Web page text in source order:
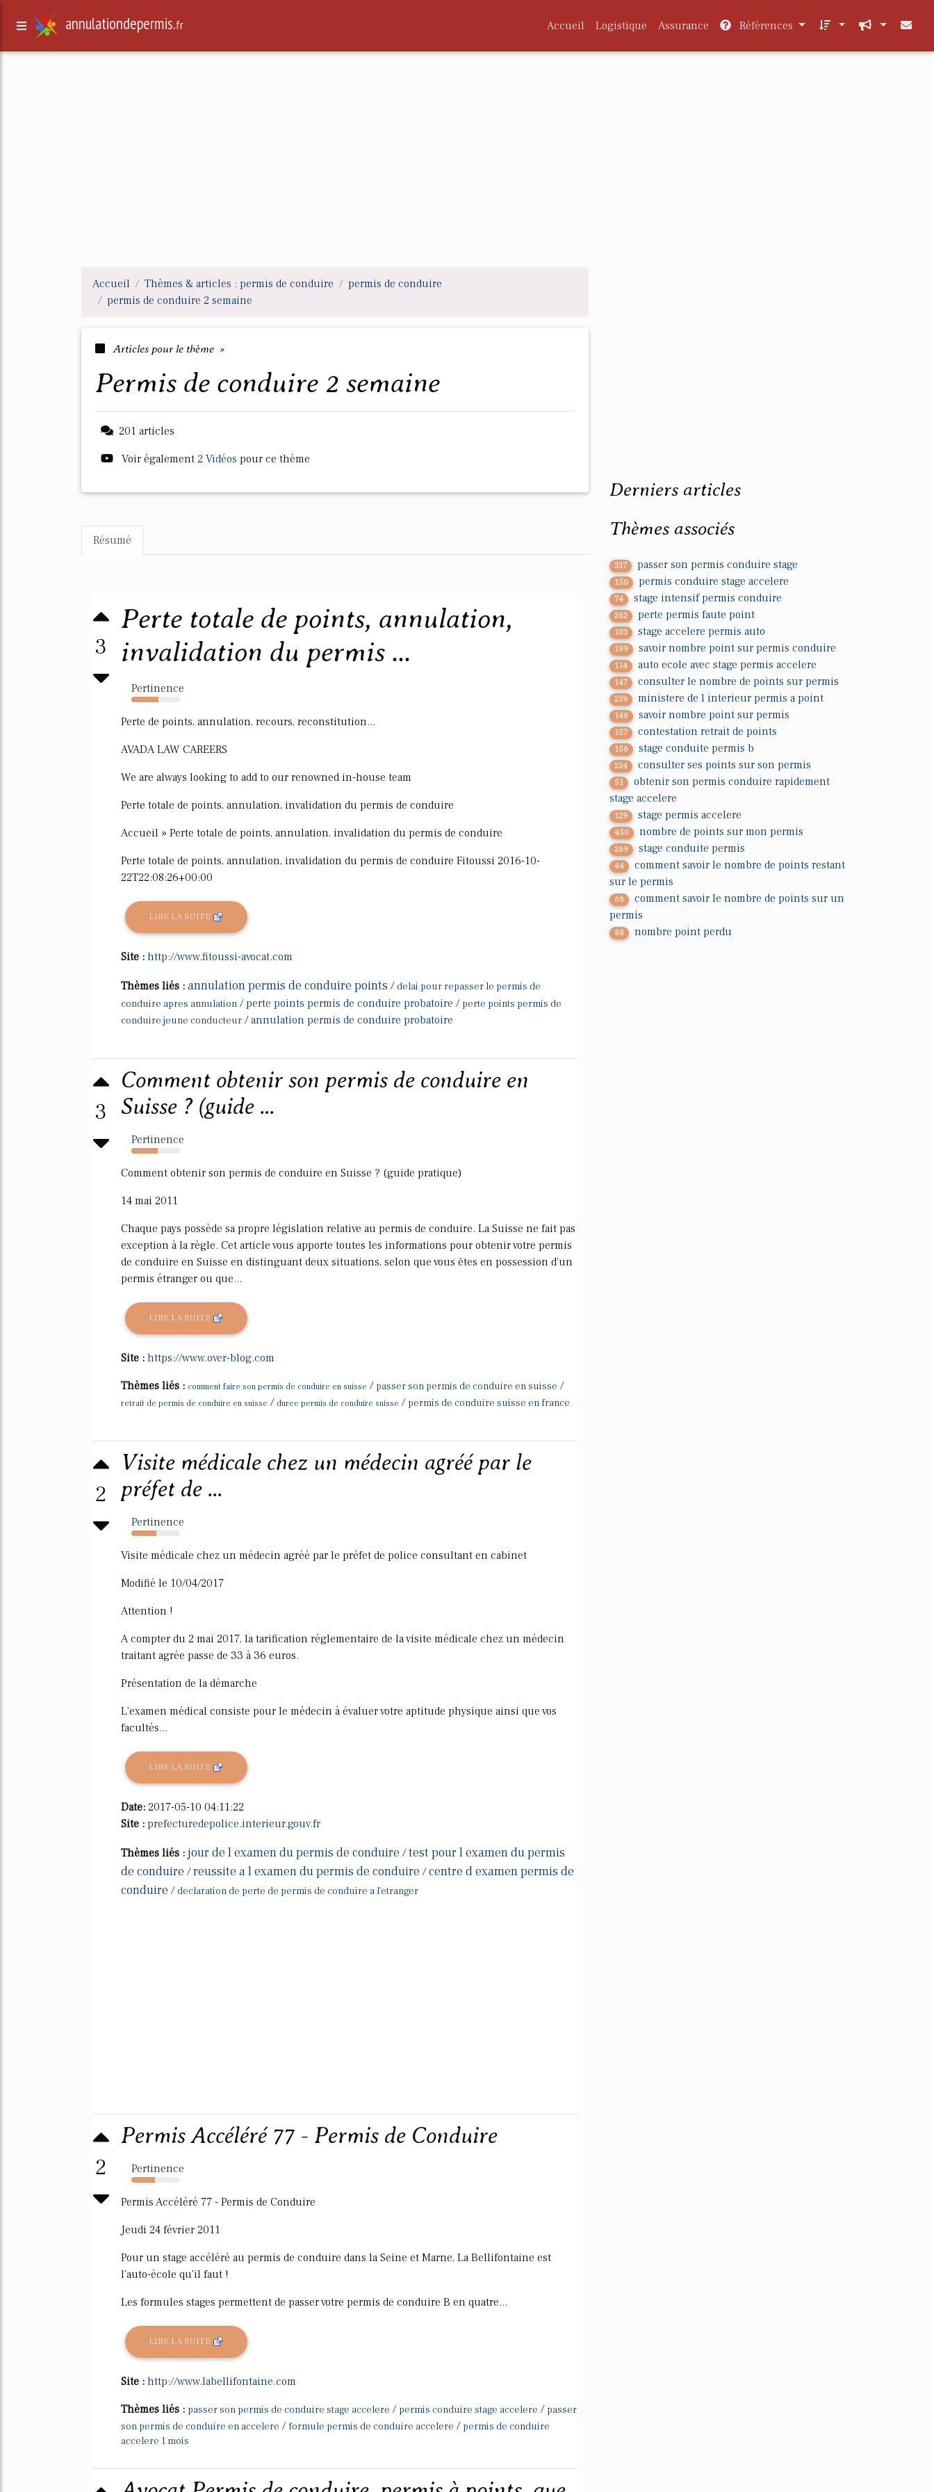
annulationdepermis.fr Accueil Logistique Assurance Références
Accueil Thèmes & articles : permis de conduire
permis de conduire
permis de conduire 2 semaine
Articles pour le thème »
permis de conduire 2 semaine
201 articles
Voir également 2 Vidéos pour ce thème
Résumé
3
Perte totale de points, annulation,
invalidation du permis ...
Pertinence
55%
Perte de points, annulation, recours, reconstitution...
AVADA LAW CAREERS
We are always looking to add to our renowned in-house team
Perte totale de points, annulation, invalidation du permis de conduire
Accueil » Perte totale de points, annulation, invalidation du permis de conduire
Perte totale de points, annulation, invalidation du permis de conduire Fitoussi 2016-10-
22T22:08:26+00:00
LIRE LA SUITE
Site : http://www.fitoussi-avocat.com
Thèmes liés : annulation permis de conduire points / delai pour repasser le permis de
conduire apres annulation /perte points permis de conduire probatoire / perte points permis de
conduire jeune conducteur /annulation permis de conduire probatoire
3
Comment obtenir son permis de conduire en
Suisse ? (guide ...
Pertinence
54%
Comment obtenir son permis de conduire en Suisse ? (guide pratique)
14 mai 2011
Chaque pays possède sa propre législation relative au permis de conduire. La Suisse ne fait pas
exception à la règle. Cet article vous apporte toutes les informations pour obtenir votre permis
de conduire en Suisse en distinguant deux situations, selon que vous êtes en possession d'un
permis étranger ou que...
LIRE LA SUITE
Site : https://www.over-blog.com
Thèmes liés : comment faire son permis de conduire en suisse / passer son permis de conduire en suisse /
retrait de permis de conduire en suisse / duree permis de conduire suisse / permis de conduire suisse en france
2
Visite médicale chez un médecin agréé par le
préfet de ...
Pertinence
51%
Visite médicale chez un médecin agréé par le préfet de police consultant en cabinet
Modifié le 10/04/2017
Attention !
A compter du 2 mai 2017, la tarification réglementaire de la visite médicale chez un médecin
traitant agrée passe de 33 à 36 euros.
Présentation de la démarche
L'examen médical consiste pour le médecin à évaluer votre aptitude physique ainsi que vos
facultés...
LIRE LA SUITE
Date: 2017-05-10 04:11:22
Site : prefecturedepolice.interieur.gouv.fr
Thèmes liés : jour de l examen du permis de conduire /test pour l examen du permis
de conduire /reussite a l examen du permis de conduire /centre d examen permis de
conduire / declaration de perte de permis de conduire a l'etranger
2
Permis Accéléré 77 - Permis de Conduire
Pertinence
48%
Permis Accéléré 77 - Permis de Conduire
Jeudi 24 février 2011
Pour un stage accéléré au permis de conduire dans la Seine et Marne, La Bellifontaine est
l'auto-école qu'il faut !
Les formules stages permettent de passer votre permis de conduire B en quatre...
LIRE LA SUITE
Site : http://www.labellifontaine.com
Thèmes liés : passer son permis de conduire stage accelere / permis conduire stage accelere / passer
son permis de conduire en accelere / formule permis de conduire accelere / permis de conduire
accelere 1 mois
Derniers articles
Thèmes associés
337 passer son permis conduire stage
150 permis conduire stage accelere
74 stage intensif permis conduire
262 perte permis faute point
103 stage accelere permis auto
199 savoir nombre point sur permis conduire
114 auto ecole avec stage permis accelere
147 consulter le nombre de points sur permis
239 ministere de l interieur permis a point
146 savoir nombre point sur permis
157 contestation retrait de points
156 stage conduite permis b
234 consulter ses points sur son permis
51
obtenir son permis conduire rapidement
stage accelere
129 stage permis accelere
450 nombre de points sur mon permis
269 stage conduite permis
44
comment savoir le nombre de points restant
sur le permis
66
comment savoir le nombre de points sur un
permis
88 nombre point perdu